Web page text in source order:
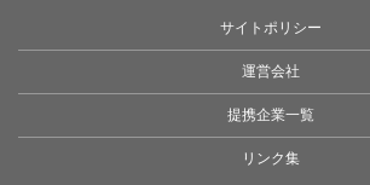
サイトポリシー
運営会社
提携企業一覧
リンク集